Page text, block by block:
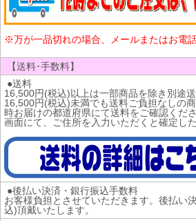
※万が一品切れの場合、メールまたはお電
【送料･手数料】
●送料
16,500円(税込)以上は一部商品を除き別途送
16,500円(税込)未満でも送料ご負担なしの
時お届けの都道府県にて送料をご確認くだ
画面にて、ご住所を入力いただくと確定し
●後払い決済・銀行振込手数料
お客様負担とさせていただきます。後払い
込)頂戴いたします。